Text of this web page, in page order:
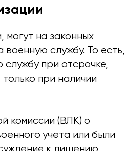
на законных
военную службу. То есть,
при отсрочке,
при наличии
комиссии (ВЛК) о
учета или были